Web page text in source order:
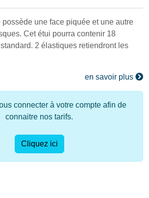
une face piquée et une autre
Cet étui pourra contenir 18
2 élastiques retiendront les
en savoir plus
connecter à votre compte afin de
connaitre nos tarifs.
Cliquez ici